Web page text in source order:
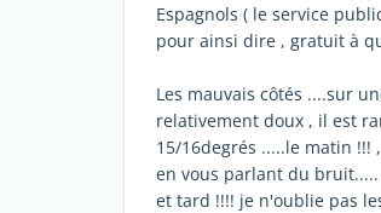
Espagnols ( le service
pour ainsi dire , gratuit à
Les mauvais côtés ....sur
relativement doux , il est
15/16degrés .....le matin
en vous parlant du
et tard !!!! je n'oublie pas